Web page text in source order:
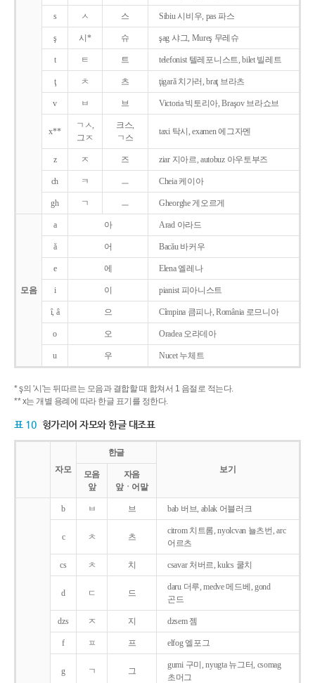
s ㅅ 스 Sibiu 시비우, pas 파스
ş 시* 슈 şag 샤그, Mureş 무레슈
t ㅌ 트 telefonist 텔레포니스트, bilet 빌레트
ţ ㅊ 츠 ţigarǎ 치가러, braţ 브라츠
v ㅂ 브 Victoria 빅토리아, Braşov 브라쇼브
x**
ㄱㅅ,
그ㅈ
크스,
ㄱ스
taxi 탁시, examen 에그자멘
z ㅈ 즈 ziar 지아르, autobuz 아우토부즈
ch ㅋ ㅡ Cheia 케이아
gh ㄱ ㅡ Gheorghe 게오르게
모음
a 아 Arad 아라드
ǎ 어 Bacǎu 바커우
e 에 Elena 엘레나
i 이 pianist 피아니스트
î, â 으 Cîmpina 큼피나, România 로므니아
o 오 Oradea 오라데아
u 우 Nucet 누체트
* ş의 '시'는 뒤따르는 모음과 결합할 때 합쳐서 1 음절로 적는다.
** x는 개별 용례에 따라 한글 표기를 정한다.
표 10 헝가리어 자모와 한글 대조표
자모
한글
보기
모음
앞
자음
앞ㆍ어말
b ㅂ 브 bab 버브, ablak 어블러크
c ㅊ 츠
citrom 치트롬, nyolcvan 뇰츠번, arc
어르츠
cs ㅊ 치 csavar 처버르, kulcs 쿨치
d ㄷ 드
daru 더루, medve 메드베, gond
곤드
dzs ㅈ 지 dzsem 젬
f ㅍ 프 elfog 엘포그
g ㄱ 그
gumi 구미, nyugta 뉴그터, csomag
초머그